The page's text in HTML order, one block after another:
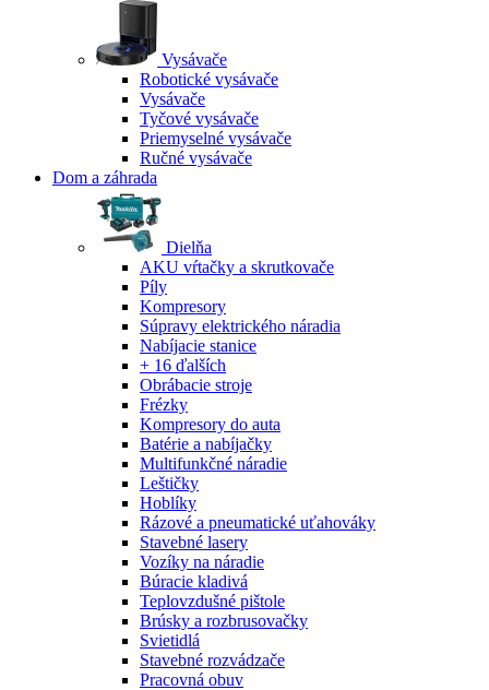
Vysávače
Robotické vysávače
Vysávače
Tyčové vysávače
Priemyselné vysávače
Ručné vysávače
Dom a záhrada
Dielňa
AKU vŕtačky a skrutkovače
Píly
Kompresory
Súpravy elektrického náradia
Nabíjacie stanice
+ 16 ďalších
Obrábacie stroje
Frézky
Kompresory do auta
Batérie a nabíjačky
Multifunkčné náradie
Leštičky
Hoblíky
Rázové a pneumatické uťahováky
Stavebné lasery
Vozíky na náradie
Búracie kladivá
Teplovzdušné pištole
Brúsky a rozbrusovačky
Svietidlá
Stavebné rozvádzače
Pracovná obuv